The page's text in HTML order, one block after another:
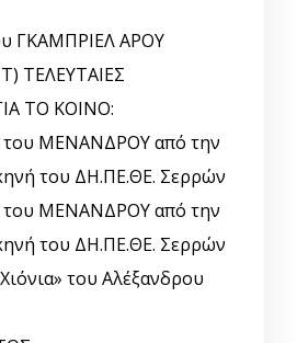
ΓΚΑΜΠΡΙΕΛ ΑΡΟΥ
ΤΕΛΕΥΤΑΙΕΣ
ΤΟ ΚΟΙΝΟ:
ΜΕΝΑΝΔΡΟΥ από την
του ΔΗ.ΠΕ.ΘΕ. Σερρών
ΜΕΝΑΝΔΡΟΥ από την
του ΔΗ.ΠΕ.ΘΕ. Σερρών
του Αλέξανδρου